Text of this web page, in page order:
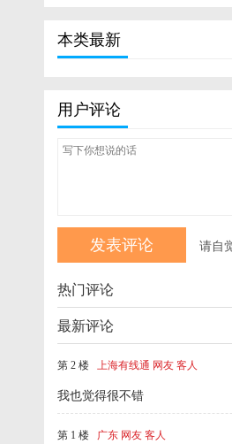
本类最新
用户评论
请自
热门评论
最新评论
第 2 楼 上海有线通 网友 客人
我也觉得很不错
第 1 楼 广东 网友 客人